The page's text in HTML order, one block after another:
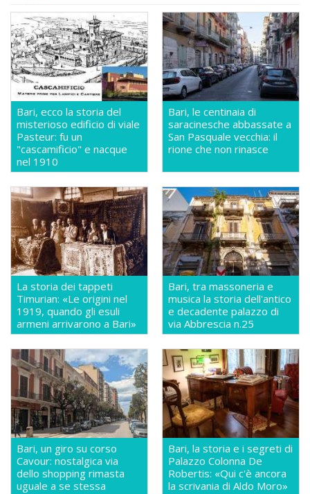
Bari, ecco la storia del
misterioso edificio di viale
Pasteur: fu un
"cascamificio" e nacque
nel 1910
Bari, le centinaia di
saracinesche abbassate a
San Pasquale vecchia: il
rione che non rinasce
La storia dei tappeti
Timurian: «Le origini nel
1919, quando gli esuli
armeni arrivarono a Bari»
Bari, tra massoneria e
musica la storia dell'antico
e decadente palazzo di
via Abbrescia n.25
Bari, un giro su corso
Cavour: nostalgica via
dello shopping rimasta
uguale a se stessa
Bari, la storia e i segreti di
Palazzo Colonna De
Robertis: «Qui c'è ancora
la scrivania di Aldo Moro»